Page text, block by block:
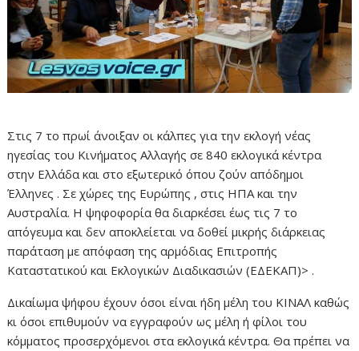
Στις 7 το πρωί άνοιξαν οι κάλπες για την εκλογή νέας
ηγεσίας του Κινήματος Αλλαγής σε 840 εκλογικά κέντρα
στην Ελλάδα και στο εξωτερικό όπου ζούν απόδημοι
Έλληνες . Σε χώρες της Ευρώπης , στις ΗΠΑ και την
Αυστραλία. Η ψηφοφορία θα διαρκέσει έως τις 7 το
απόγευμα και δεν αποκλείεται να δοθεί μικρής διάρκειας
παράταση με απόφαση της αρμόδιας Επιτροπής
Καταστατικού και Εκλογικών Διαδικασιών (ΕΔΕΚΑΠ)> .
Δικαίωμα ψήφου έχουν όσοι είναι ήδη μέλη του ΚΙΝΑΛ καθώς
κι όσοι επιθυμούν να εγγραφούν ως μέλη ή φίλοι του
κόμματος προσερχόμενοι στα εκλογικά κέντρα. Θα πρέπει να